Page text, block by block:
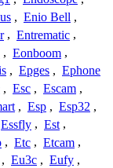
, Enio Bell ,
, Entrematic ,
, Eonboom ,
, Epges , Ephone
, Esc , Escam ,
, Esp , Esp32 ,
Essfly , Est ,
, Etc , Etcam ,
, Eu3c , Eufy ,